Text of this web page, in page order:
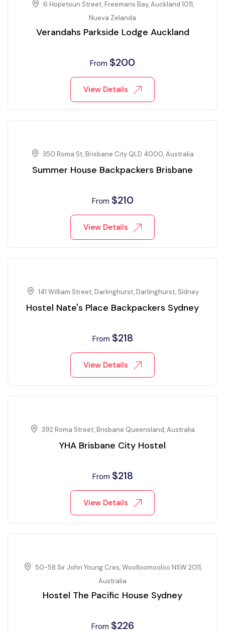
6 Hopetoun Street, Freemans Bay, Auckland 1011,
Nueva Zelanda
Verandahs Parkside Lodge Auckland
From $200
View Details
350 Roma St, Brisbane City QLD 4000, Australia
Summer House Backpackers Brisbane
From $210
View Details
141 William Street, Darlinghurst, Darlinghurst, Sídney
Hostel Nate's Place Backpackers Sydney
From $218
View Details
392 Roma Street, Brisbane Queensland, Australia
YHA Brisbane City Hostel
From $218
View Details
50-58 Sir John Young Cres, Woolloomooloo NSW 2011,
Australia
Hostel The Pacific House Sydney
From $226